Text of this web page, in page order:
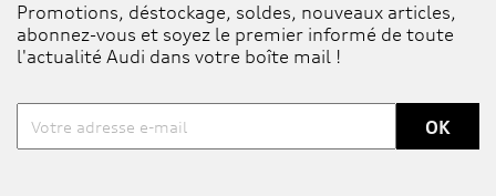
Promotions, déstockage, soldes, nouveaux articles,
abonnez-vous et soyez le premier informé de toute
l'actualité Audi dans votre boîte mail !